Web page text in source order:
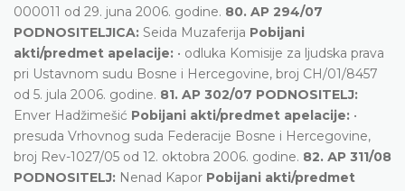
000011 od 29. juna 2006. godine. 80. AP 294/07
PODNOSITELJICA: Seida Muzaferija Pobijani
akti/predmet apelacije: • odluka Komisije za ljudska prava
pri Ustavnom sudu Bosne i Hercegovine, broj CH/01/8457
od 5. jula 2006. godine. 81. AP 302/07 PODNOSITELJ:
Enver Hadžimešić Pobijani akti/predmet apelacije: •
presuda Vrhovnog suda Federacije Bosne i Hercegovine,
broj Rev-1027/05 od 12. oktobra 2006. godine. 82. АP 311/08
PODNOSITELJ: Nenad Kapor Pobijani akti/predmet